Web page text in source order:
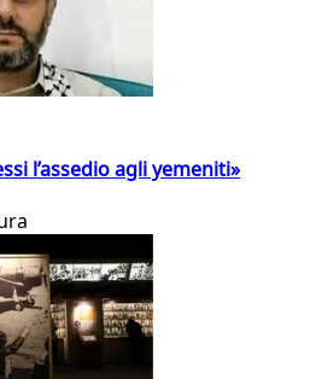
l’assedio agli yemeniti»